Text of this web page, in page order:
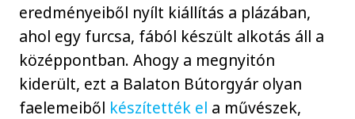
eredményeiből nyílt kiállítás a plázában,
ahol egy furcsa, fából készült alkotás áll a
középpontban. Ahogy a megnyitón
kiderült, ezt a Balaton Bútorgyár olyan
faelemeiből készítették el a művészek,